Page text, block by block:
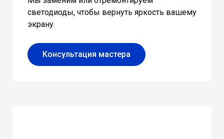
светодиоды, чтобы вернуть яркость вашему
экрану.
Консультация мастера